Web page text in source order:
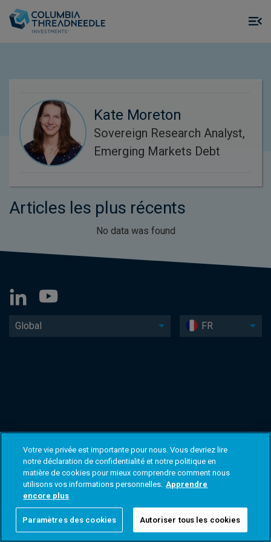
Kate Moreton
Sovereign Research Analyst,
Emerging Markets Debt
Articles les plus récents
No data was found
Global FR
Votre vie privée est importante pour nous. Vous devriez lire
notre déclaration de confidentialité et notre politique en
matière de cookies pour mieux comprendre comment nous
utilisons vos informations personnelles. Apprendre
encore plus
Paramètres des cookies Autoriser tous les cookies